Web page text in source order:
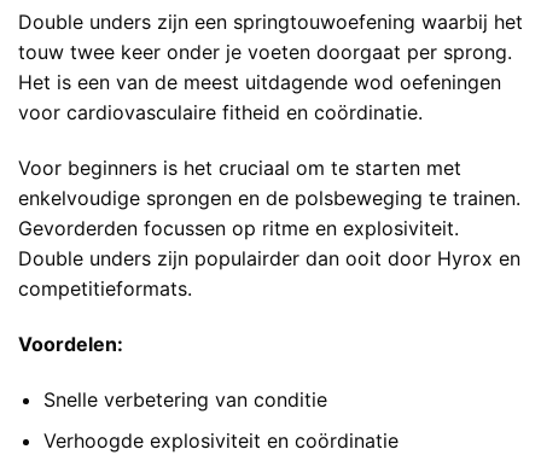
Double unders zijn een springtouwoefening waarbij het
touw twee keer onder je voeten doorgaat per sprong.
Het is een van de meest uitdagende wod oefeningen
voor cardiovasculaire fitheid en coördinatie.
Voor beginners is het cruciaal om te starten met
enkelvoudige sprongen en de polsbeweging te trainen.
Gevorderden focussen op ritme en explosiviteit.
Double unders zijn populairder dan ooit door Hyrox en
competitieformats.
Voordelen:
Snelle verbetering van conditie
Verhoogde explosiviteit en coördinatie